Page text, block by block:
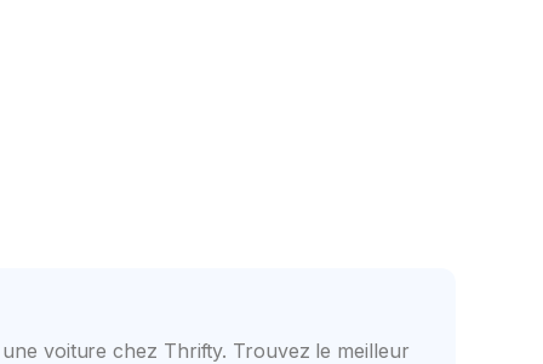
voiture chez Thrifty. Trouvez le meilleur